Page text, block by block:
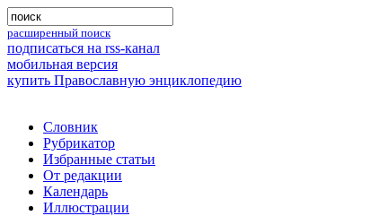
расширенный поиск
подписаться на rss-канал
мобильная версия
купить Православную энциклопедию
Словник
Рубрикатор
Избранные статьи
От редакции
Календарь
Иллюстрации